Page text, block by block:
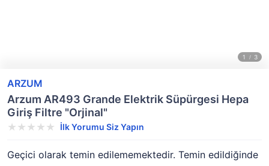
ARZUM
Arzum AR493 Grande Elektrik Süpürgesi Hepa
Giriş Filtre "Orjinal"
İlk Yorumu Siz Yapın
Geçici olarak temin edilememektedir. Temin edildiğinde